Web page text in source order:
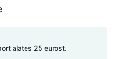
alates 25 eurost.